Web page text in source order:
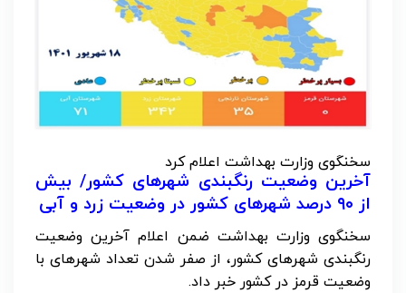
سخنگوی وزارت بهداشت اعلام کرد
آخرین وضعیت رنگبندی شهرهای کشور/ بیش
از ۹۰ درصد شهرهای کشور در وضعیت زرد و آبی
سخنگوی وزارت بهداشت ضمن اعلام آخرین وضعیت
رنگبندی شهرهای کشور، از صفر شدن تعداد شهرهای با
وضعیت قرمز در کشور خبر داد.